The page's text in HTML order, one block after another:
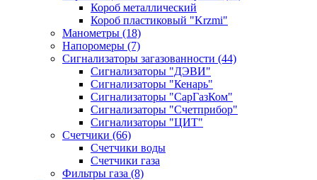
Короб металлический
Короб пластиковый "Krzmi"
Манометры (18)
Напоромеры (7)
Сигнализаторы загазованности (44)
Сигнализаторы "ДЭВИ"
Сигнализаторы "Кенарь"
Сигнализаторы "СарГазКом"
Сигнализаторы "Счетприбор"
Сигнализаторы "ЦИТ"
Счетчики (66)
Счетчики воды
Счетчики газа
Фильтры газа (8)